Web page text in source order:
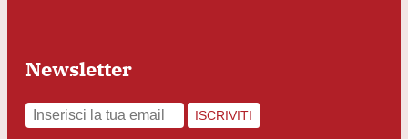
Newsletter
ISCRIVITI